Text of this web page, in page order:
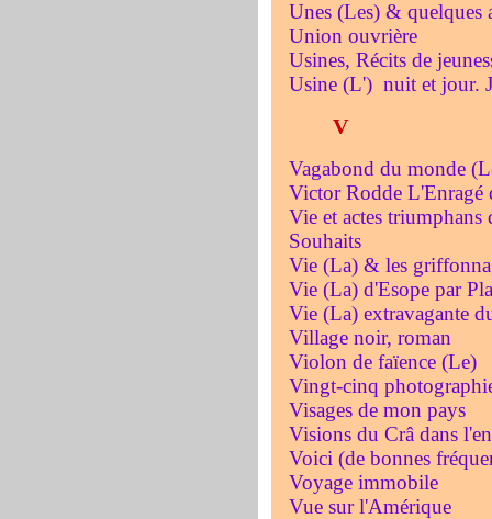
Unes (Les) & quelques
Union ouvrière
Usines, Récits de
Usine (L') nuit et jour.
V
Vagabond du monde
Victor Rodde L'Enragé
Vie et actes
Souhaits
Vie (La) & les
Vie (La) d'Esope par
Vie (La) extravagante
Village noir, roman
Violon de faïence (Le)
Vingt-cinq
Visages de mon pays
Visions du Crâ dans
Voici (de bonnes
Voyage immobile
Vue sur l'Amérique